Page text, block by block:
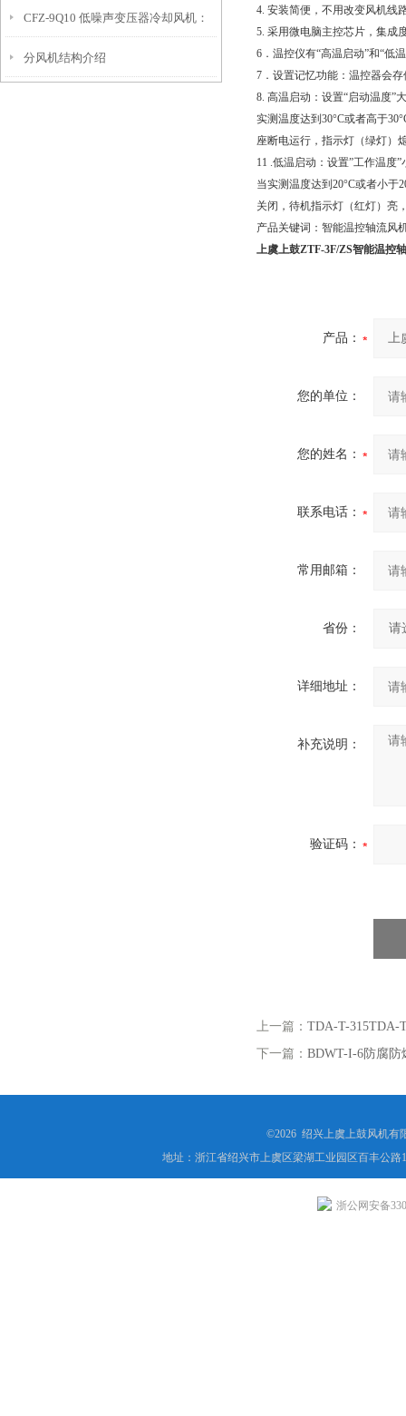
装，怎么接线
CFZ-9Q10 低噪声变压器冷却风机：
高效散热、稳运行、长寿命的优选方
分风机结构介绍
4. 安装简便，不用改变风机线
5. 采用微电脑主控芯片，集成
6．温控仪有“高温启动”和“低
7．设置记忆功能：温控器会
8. 高温启动：设置“启动温度”
实测温度达到30°C或者高于
座断电运行，指示灯（绿灯）
11 .低温启动：设置”工作温度
当实测温度达到20°C或者小于
关闭，待机指示灯（红灯）亮
产品关键词：智能温控轴流风
上虞上鼓ZTF-3F/ZS智能温控
产品：
您的单位：
您的姓名：
联系电话：
常用邮箱：
省份：
详细地址：
补充说明：
验证码：
上一篇： TDA-T-315TDA-
下一篇： BDWT-I-6防腐防
©2026 绍兴上虞上鼓风机有
地址：浙江省绍兴市上虞区梁湖工业园区百丰公路
浙公网安备